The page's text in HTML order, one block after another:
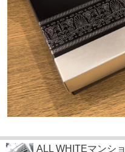
ALL WHITEマンショ